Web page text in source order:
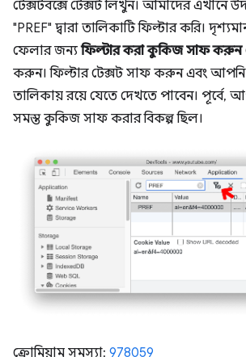
টেক্সটবক্সে টেক্সট লিখুন। আমাদের এখানে
"PREF" দ্বারা তালিকাটি ফিল্টার করি।
ফেলার জন্যফিল্টার করা কুকিজ সাফ করুন
করুন। ফিল্টার টেক্সট সাফ করুন এবং
তালিকায় রয়ে যেতে দেখতে পাবেন। পূর্বে,
সমস্ত কুকিজ সাফ করার বিকল্প ছিল।
ক্রোমিয়াম সমস্যা: 978059